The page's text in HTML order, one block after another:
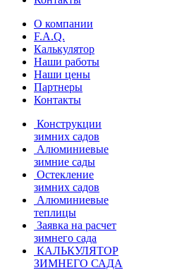
О компании
F.A.Q.
Калькулятор
Наши работы
Наши цены
Партнеры
Контакты
Конструкции
зимних садов
Алюминиевые
зимние сады
Остекление
зимних садов
Алюминиевые
теплицы
Заявка на расчет
зимнего сада
КАЛЬКУЛЯТОР
ЗИМНЕГО САДА